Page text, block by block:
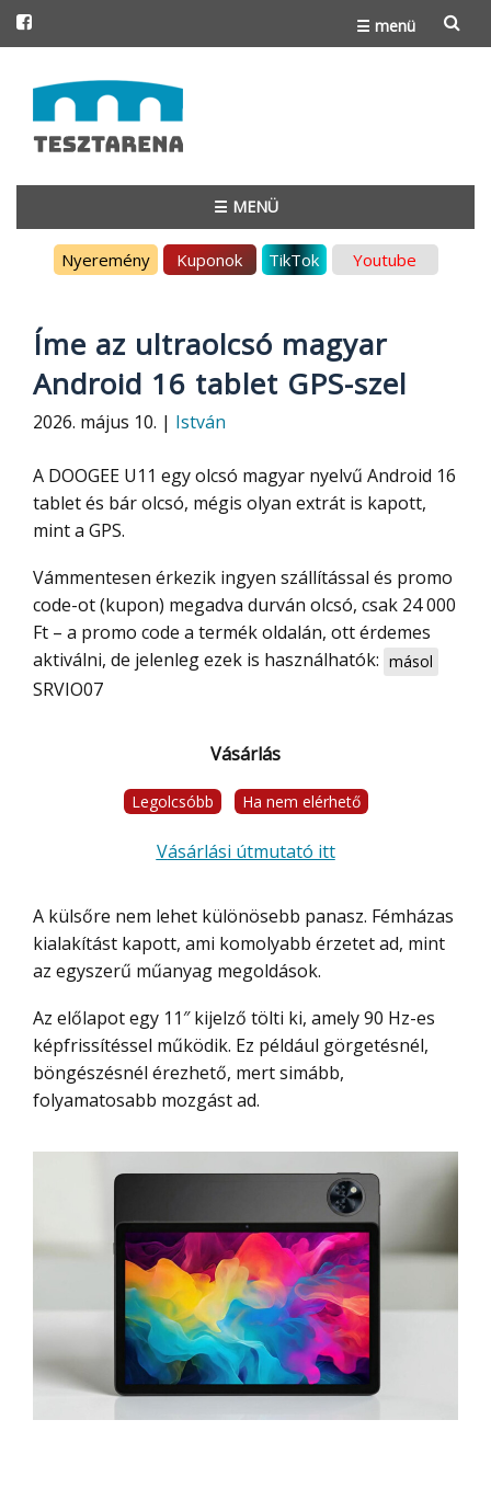
☰ menü
to
content
☰ MENÜ
Nyeremény Kuponok TikTok Youtube
Íme az ultraolcsó magyar
Android 16 tablet GPS-szel
2026. május 10. | István
A DOOGEE U11 egy olcsó magyar nyelvű Android 16
tablet és bár olcsó, mégis olyan extrát is kapott,
mint a GPS.
Vámmentesen érkezik ingyen szállítással és promo
code-ot (kupon) megadva durván olcsó, csak 24 000
Ft – a promo code a termék oldalán, ott érdemes
aktiválni, de jelenleg ezek is használhatók: másol
SRVIO07
Vásárlás
Legolcsóbb Ha nem elérhető
Vásárlási útmutató itt
A külsőre nem lehet különösebb panasz. Fémházas
kialakítást kapott, ami komolyabb érzetet ad, mint
az egyszerű műanyag megoldások.
Az előlapot egy 11″ kijelző tölti ki, amely 90 Hz-es
képfrissítéssel működik. Ez például görgetésnél,
böngészésnél érezhető, mert simább,
folyamatosabb mozgást ad.